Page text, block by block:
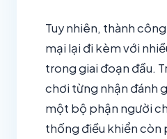
Tuy nhiên, thành
mại lại đi kèm với
trong giai đoạn đầu.
chơi từng nhận đánh
một bộ phận người
thống điều khiển còn